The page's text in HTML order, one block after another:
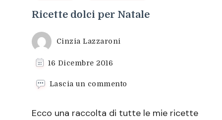
Ricette dolci per Natale
Cinzia Lazzaroni
16 Dicembre 2016
Lascia un commento
per
Ecco una raccolta di tutte le mie ricette